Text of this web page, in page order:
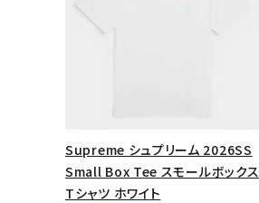
Supreme シュプリーム 2026SS
Small Box Tee スモールボックス
Tシャツ ホワイト